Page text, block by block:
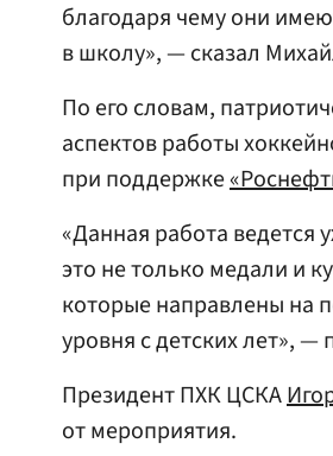
благодаря чему они
в школу», — сказал
По его словам,
аспектов работы
при поддержке
«Данная работа
это не только медали и
которые направлены на
уровня с детских лет»,
Президент ПХК ЦСКА
от мероприятия.